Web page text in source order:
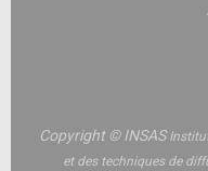
Copyright © INSAS
et des techniques de